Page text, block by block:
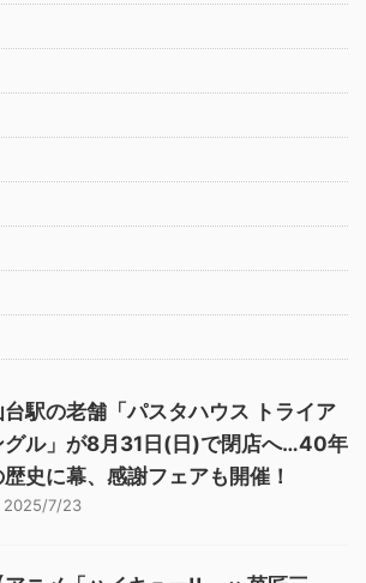
台駅の老舗「パスタハウス トライア
グル」が8月31日(日)で閉店へ…40年
歴史に幕、感謝フェアも開催！
2025/7/23